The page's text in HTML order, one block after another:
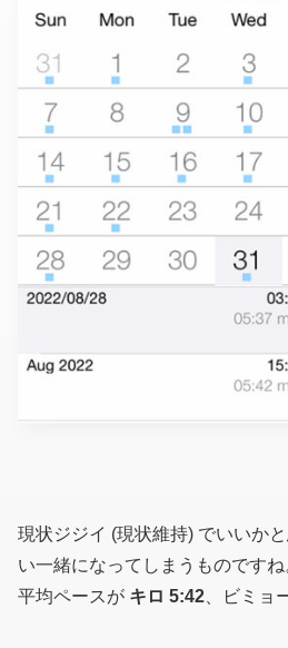
現状ジジイ (現状維持) でいいか
い一緒になってしまうものですね
平均ペースが キロ 5:42 、ビミョ